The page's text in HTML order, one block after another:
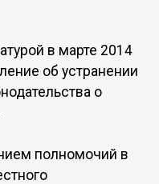
в марте 2014
об устранении
о
полномочий в